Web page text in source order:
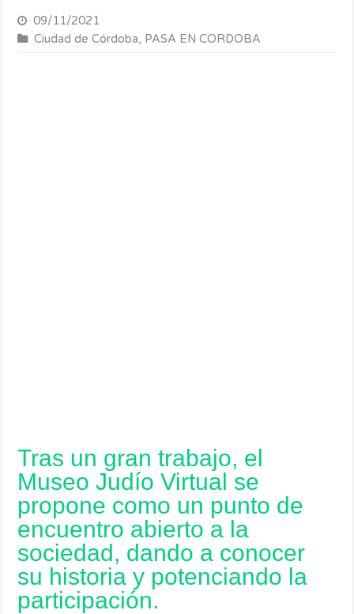
09/11/2021
Ciudad de Córdoba, PASA EN CORDOBA
Tras un gran trabajo, el
Museo Judío Virtual se
propone como un punto de
encuentro abierto a la
sociedad, dando a conocer
su historia y potenciando la
participación.